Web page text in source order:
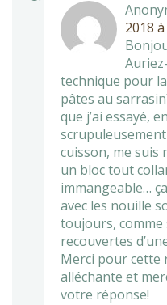
2018
technique pour
pâtes au
que j’ai essayé,
cuisson, me suis
un bloc tout
immangeable…
avec les nouille
toujours, comme
recouvertes
Merci pour cette
alléchante et
votre réponse!